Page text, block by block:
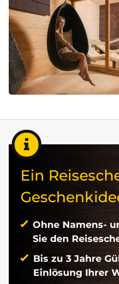
Ein
Ohne Namens-
Sie den
Bis zu 3 Jahre
Einlösung Ihrer